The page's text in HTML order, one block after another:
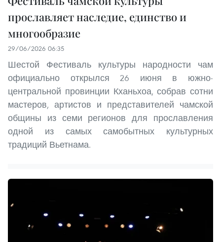
прославляет наследие, единство и
многообразие
29/06/2026 06:35
Шестой Фестиваль культуры народности чам
официально открылся 26 июня в южно-
центральной провинции Кханьхоа, собрав сотни
мастеров, артистов и представителей чамской
общины из семи регионов для прославления
одной из самых самобытных культурных
традиций Вьетнама.